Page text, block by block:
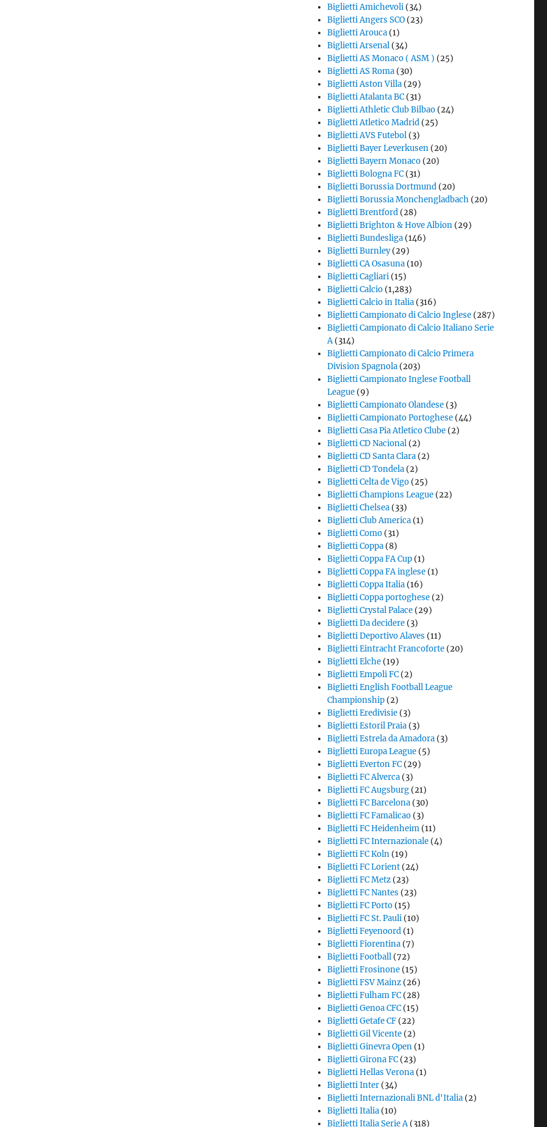
Biglietti Amichevoli (34)
Biglietti Angers SCO (23)
Biglietti Arouca (1)
Biglietti Arsenal (34)
Biglietti AS Monaco ( ASM ) (25)
Biglietti AS Roma (30)
Biglietti Aston Villa (29)
Biglietti Atalanta BC (31)
Biglietti Athletic Club Bilbao (24)
Biglietti Atletico Madrid (25)
Biglietti AVS Futebol (3)
Biglietti Bayer Leverkusen (20)
Biglietti Bayern Monaco (20)
Biglietti Bologna FC (31)
Biglietti Borussia Dortmund (20)
Biglietti Borussia Monchengladbach (20)
Biglietti Brentford (28)
Biglietti Brighton & Hove Albion (29)
Biglietti Bundesliga (146)
Biglietti Burnley(29)
Biglietti CA Osasuna (10)
Biglietti Cagliari (15)
Biglietti Calcio (1,283)
Biglietti Calcio in Italia (316)
Biglietti Campionato di Calcio Inglese (287)
Biglietti Campionato di Calcio Italiano Serie
A(314)
Biglietti Campionato di Calcio Primera
Division Spagnola (203)
Biglietti Campionato Inglese Football
League (9)
Biglietti Campionato Olandese (3)
Biglietti Campionato Portoghese (44)
Biglietti Casa Pia Atletico Clube (2)
Biglietti CD Nacional (2)
Biglietti CD Santa Clara (2)
Biglietti CD Tondela (2)
Biglietti Celta de Vigo (25)
Biglietti Champions League (22)
Biglietti Chelsea (33)
Biglietti Club America (1)
Biglietti Como (31)
Biglietti Coppa (8)
Biglietti Coppa FA Cup (1)
Biglietti Coppa FA inglese (1)
Biglietti Coppa Italia (16)
Biglietti Coppa portoghese (2)
Biglietti Crystal Palace (29)
Biglietti Da decidere (3)
Biglietti Deportivo Alaves (11)
Biglietti Eintracht Francoforte (20)
Biglietti Elche (19)
Biglietti Empoli FC (2)
Biglietti English Football League
Championship (2)
Biglietti Eredivisie (3)
Biglietti Estoril Praia (3)
Biglietti Estrela da Amadora (3)
Biglietti Europa League (5)
Biglietti Everton FC (29)
Biglietti FC Alverca (3)
Biglietti FC Augsburg (21)
Biglietti FC Barcelona (30)
Biglietti FC Famalicao (3)
Biglietti FC Heidenheim (11)
Biglietti FC Internazionale (4)
Biglietti FC Koln (19)
Biglietti FC Lorient (24)
Biglietti FC Metz (23)
Biglietti FC Nantes (23)
Biglietti FC Porto (15)
Biglietti FC St. Pauli (10)
Biglietti Feyenoord (1)
Biglietti Fiorentina (7)
Biglietti Football (72)
Biglietti Frosinone (15)
Biglietti FSV Mainz (26)
Biglietti Fulham FC (28)
Biglietti Genoa CFC (15)
Biglietti Getafe CF (22)
Biglietti Gil Vicente (2)
Biglietti Ginevra Open (1)
Biglietti Girona FC (23)
Biglietti Hellas Verona (1)
Biglietti Inter (34)
Biglietti Internazionali BNL d'Italia (2)
Biglietti Italia (10)
Biglietti Italia Serie A(318)